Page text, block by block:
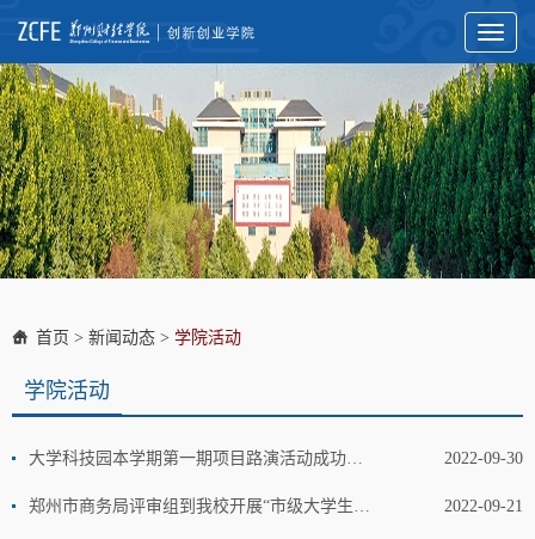
Toggle
首页 > 新闻动态 > 学院活动
学院活动
大学科技园本学期第一期项目路演活动成功举办 2022-09-30
郑州市商务局评审组到我校开展“市级大学生电商众创空间”实地考察工作 2022-09-21